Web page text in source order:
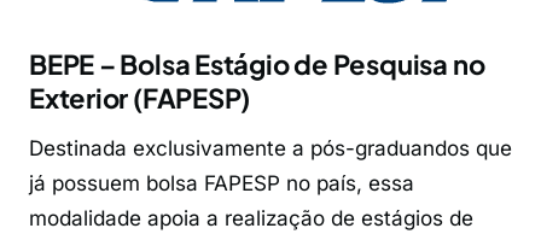
BEPE – Bolsa Estágio de Pesquisa no
Exterior (FAPESP)
Destinada exclusivamente a pós-graduandos que
já possuem bolsa FAPESP no país, essa
modalidade apoia a realização de estágios de